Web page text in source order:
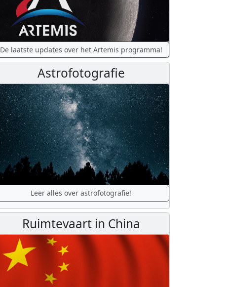
De laatste updates over het Artemis programma!
Astrofotografie
Leer alles over astrofotografie!
Ruimtevaart in China